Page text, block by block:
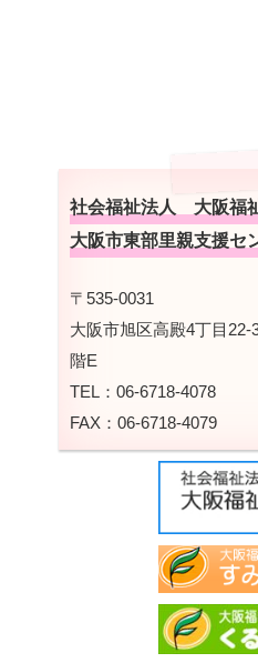
社会福祉法人 大阪福
大阪市東部里親支援
〒535-0031
大阪市旭区高殿4丁目
階E
TEL：06-6718-4078
FAX：06-6718-4079